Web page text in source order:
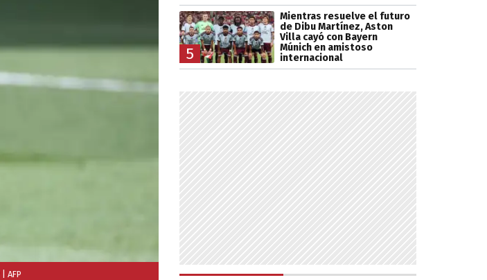
| AFP
5
Mientras resuelve el futuro
de Dibu Martínez, Aston
Villa cayó con Bayern
Múnich en amistoso
internacional